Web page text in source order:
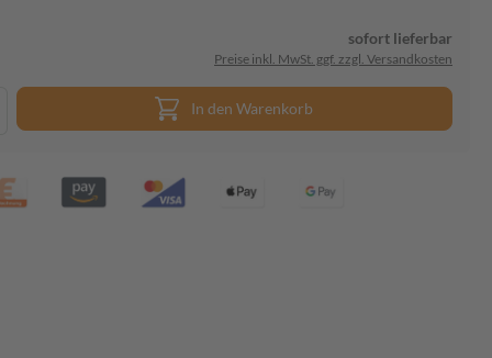
sofort lieferbar
Preise inkl. MwSt. ggf. zzgl. Versandkosten
In den Warenkorb